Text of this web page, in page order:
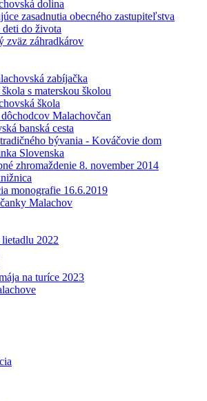
dolina
zasadnutia obecného zastupiteľstva
do života
zväz záhradkárov
zabíjačka
s materskou školou
škola
Malachovčan
banská cesta
bývania - Kováčovie dom
Slovenska
zhromaždenie 8. november 2014
monografie 16.6.2019
Malachov
2022
na turíce 2023